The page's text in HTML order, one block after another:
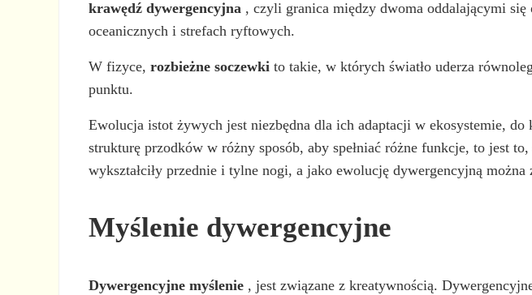
krawędź dywergencyjna , czyli granica między dwoma oddalającymi
oceanicznych i strefach ryftowych.
W fizyce,rozbieżne soczewki to takie, w których światło uderza
punktu.
Ewolucja istot żywych jest niezbędna dla ich adaptacji w ekosystemie,
strukturę przodków w różny sposób, aby spełniać różne funkcje, to jest
wykształciły przednie i tylne nogi, a jako ewolucję dywergencyjną
Myślenie dywergencyjne
Dywergencyjne myślenie , jest związane z kreatywnością.